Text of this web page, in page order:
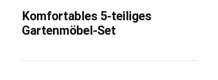
Komfortables 5-teiliges
Gartenmöbel-Set